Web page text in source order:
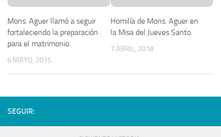
Mons. Aguer llamó a seguir
fortaleciendo la preparación
para el matrimonio.
6 MAYO, 2015
Homilía de Mons. Aguer en
la Misa del Jueves Santo.
7 ABRIL, 2018
SEGUIR: